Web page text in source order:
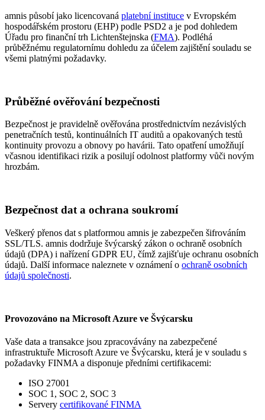
amnis působí jako licencovaná platební instituce v Evropském
hospodářském prostoru (EHP) podle PSD2 a je pod dohledem
Úřadu pro finanční trh Lichtenštejnska (FMA). Podléhá
průběžnému regulatornímu dohledu za účelem zajištění souladu se
všemi platnými požadavky.
Průběžné ověřování bezpečnosti
Bezpečnost je pravidelně ověřována prostřednictvím nezávislých
penetračních testů, kontinuálních IT auditů a opakovaných testů
kontinuity provozu a obnovy po havárii. Tato opatření umožňují
včasnou identifikaci rizik a posilují odolnost platformy vůči novým
hrozbám.
Bezpečnost dat a ochrana soukromí
Veškerý přenos dat s platformou amnis je zabezpečen šifrováním
SSL/TLS. amnis dodržuje švýcarský zákon o ochraně osobních
údajů (DPA) i nařízení GDPR EU, čímž zajišťuje ochranu osobních
údajů. Další informace naleznete v oznámení o ochraně osobních
údajů společnosti.
Provozováno na Microsoft Azure ve Švýcarsku
Vaše data a transakce jsou zpracovávány na zabezpečené
infrastruktuře Microsoft Azure ve Švýcarsku, která je v souladu s
požadavky FINMA a disponuje předními certifikacemi:
ISO 27001
SOC 1, SOC 2, SOC 3
Servery certifikované FINMA